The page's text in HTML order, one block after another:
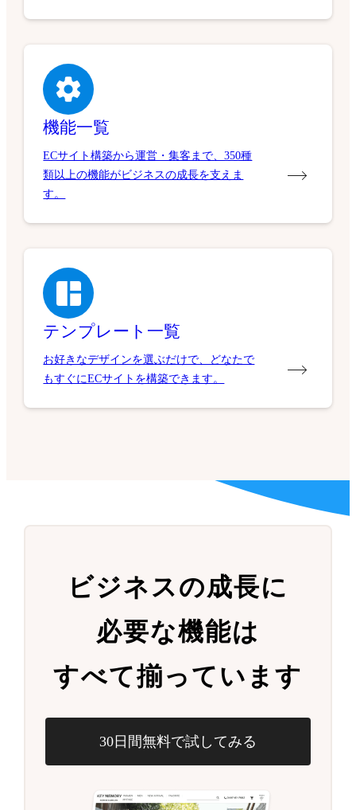
機能一覧
ECサイト構築から運営・集客まで、350種
類以上の機能がビジネスの成長を支えま
す。
テンプレート一覧
お好きなデザインを選ぶだけで、どなたで
もすぐにECサイトを構築できます。
ビジネスの成長に
必要な機能は
すべて揃っています
30日間無料で試してみる